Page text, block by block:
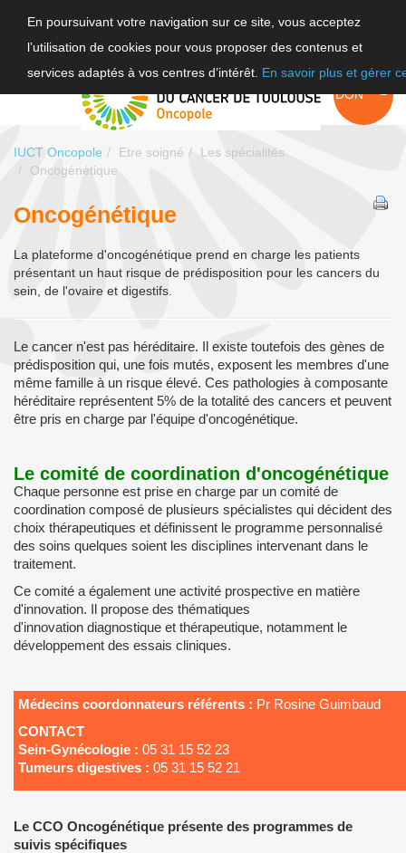
En poursuivant votre navigation sur ce site, vous acceptez
l’utilisation de cookies pour vous proposer des contenus et
services adaptés à vos centres d’intérêt. En savoir plus et gérerEN
FAIRE UN
DON
IUCT Oncopole Etre soigné
Les spécialités
Oncogénétique
Oncogénétique
La plateforme d'oncogénétique prend en charge les patients
présentant un haut risque de prédisposition pour les cancers du
sein, de l'ovaire et digestifs.
Le cancer n'est pas héréditaire. Il existe toutefois des gènes de
prédisposition qui, une fois mutés, exposent les membres d'une
même famille à un risque élevé. Ces pathologies à composante
héréditaire représentent 5% de la totalité des cancers et peuvent
être pris en charge par l'équipe d'oncogénétique.
Le comité de coordination d'oncogénétique
Chaque personne est prise en charge par un comité de
coordination composé de plusieurs spécialistes qui décident des
choix thérapeutiques et définissent le programme personnalisé
des soins quelques soient les disciplines intervenant dans le
traitement.
Ce comité a également une activité prospective en matière
d'innovation. Il propose des thématiques
d'innovation diagnostique et thérapeutique, notamment le
développement des essais cliniques.
Médecins coordonnateurs référents : Pr Rosine Guimbaud
CONTACT
Sein-Gynécologie : 05 31 15 52 23
Tumeurs digestives : 05 31 15 52 21
Le CCO Oncogénétique présente des programmes de
suivis spécifiques